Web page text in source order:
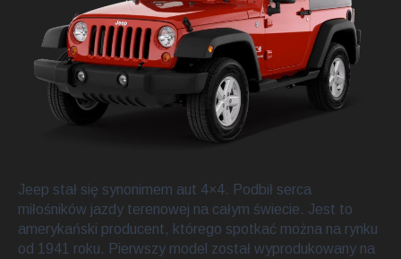
Jeep stał się synonimem aut 4×4. Podbił serca
miłośników jazdy terenowej na całym świecie. Jest to
amerykański producent, którego spotkać można na rynku
od 1941 roku. Pierwszy model został wyprodukowany na